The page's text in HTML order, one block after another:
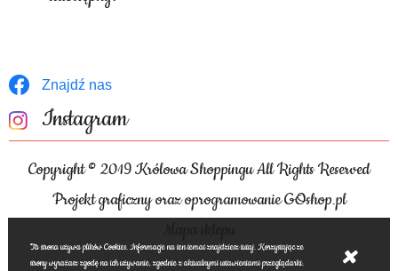
Znajdź nas
Instagram
Copyright © 2019 Królowa Shoppingu All Rights Reserved
Projekt graficzny oraz oprogramowanie GOshop.pl
Ta strona używa plików Cookies. Informacje na ten temat znajdziesz tutaj. Korzystając ze
strony wyrażasz zgodę na ich używanie, zgodnie z aktualnymi ustawieniami przeglądarki.